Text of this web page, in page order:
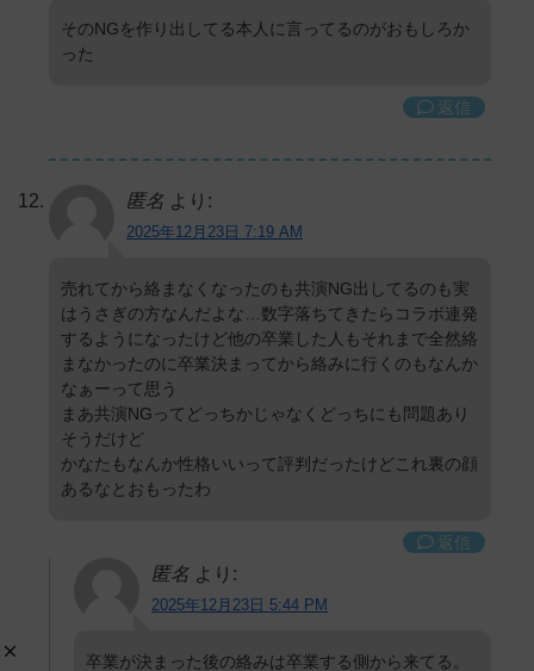
そのNGを作り出してる本人に言ってるのがおもしろか
った
返信
匿名 より:
2025年12月23日 7:19 AM
売れてから絡まなくなったのも共演NG出してるのも実
はうさぎの方なんだよな…数字落ちてきたらコラボ連発
するようになったけど他の卒業した人もそれまで全然絡
まなかったのに卒業決まってから絡みに行くのもなんか
なぁーって思う
まあ共演NGってどっちかじゃなくどっちにも問題あり
そうだけど
かなたもなんか性格いいって評判だったけどこれ裏の顔
あるなとおもったわ
返信
匿名 より:
2025年12月23日 5:44 PM
卒業が決まった後の絡みは卒業する側から来てる。